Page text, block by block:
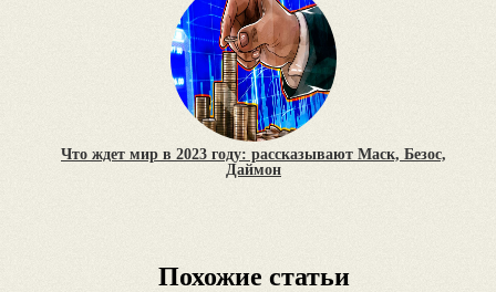
Что ждет мир в 2023 году: рассказывают Маск, Безос,
Даймон
Похожие статьи